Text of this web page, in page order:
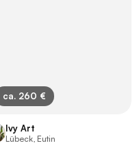
ca. 260 €
Ivy Art
Lübeck, Eutin